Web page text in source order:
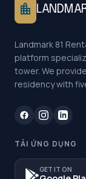
location_city
Landmark 81
platform
tower. We
residency with
TẢI ỨNG DỤNG
GET IT ON